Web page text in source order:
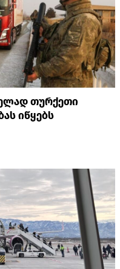
თურქეთი
იწყებს